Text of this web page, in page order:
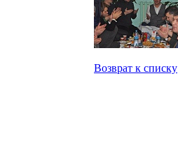
Возврат к списку